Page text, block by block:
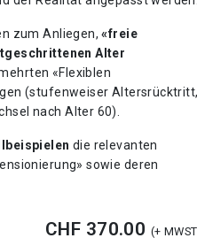
zum Anliegen, «freie
Alter
«Flexiblen
(stufenweiser Altersrücktritt,
nach Alter 60).
die relevanten
sowie deren
CHF 370.00 (+